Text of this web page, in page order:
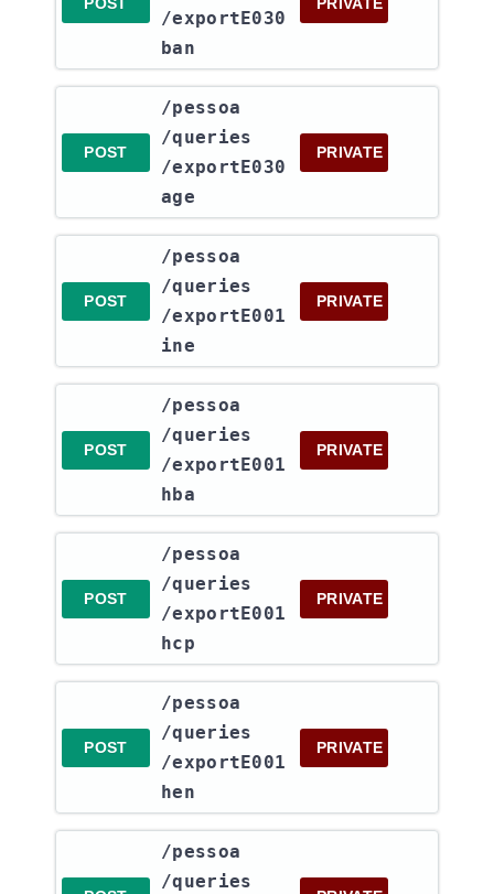
/exportE030
ban
POST
​/pessoa​
/queries​
/exportE030
age
PRIVATE
POST
​/pessoa​
/queries​
/exportE001
ine
PRIVATE
POST
​/pessoa​
/queries​
/exportE001
hba
PRIVATE
POST
​/pessoa​
/queries​
/exportE001
hcp
PRIVATE
POST
​/pessoa​
/queries​
/exportE001
hen
PRIVATE
​/pessoa​
/queries​